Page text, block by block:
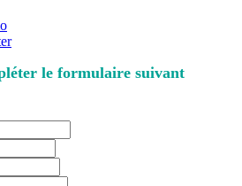
le formulaire suivant